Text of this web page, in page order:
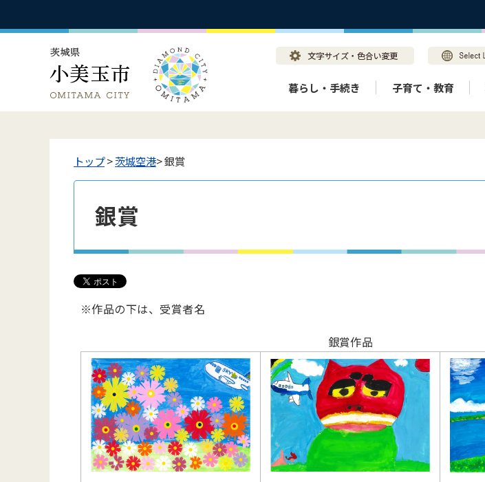
暮らし・手続き 子育て・教育
トップ>茨城空港> 銀賞
銀賞
※作品の下は、受賞者名
銀賞作品